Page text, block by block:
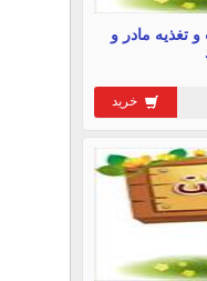
مادر و
خرید